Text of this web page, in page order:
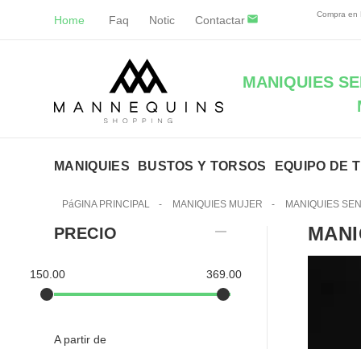
Home Faq Notic Contactar Compra
MANIQUIES
MANIQUIES BUSTOS Y TORSOS EQUIPO DE
PáGINA PRINCIPAL - MANIQUIES MUJER - MANIQUIES
PRECIO
150.00 369.00
A partir de